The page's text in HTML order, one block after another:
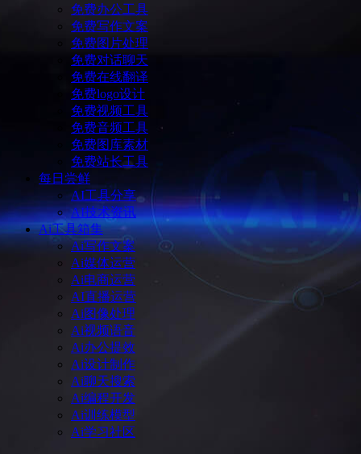
免费办公工具
免费写作文案
免费图片处理
免费对话聊天
免费在线翻译
免费logo设计
免费视频工具
免费音频工具
免费图库素材
免费站长工具
每日尝鲜
AI工具分享
AI技术资讯
Ai工具箱集
Ai写作文案
Ai媒体运营
Ai电商运营
AI直播运营
Ai图像处理
Ai视频语音
Ai办公提效
Ai设计制作
Ai聊天搜索
Ai编程开发
Ai训练模型
Ai学习社区